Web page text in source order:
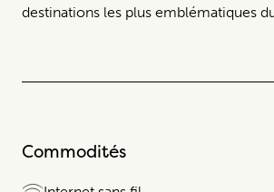
destinations les plus emblématiques
Commodités